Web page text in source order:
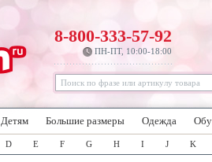
8-800-333-57-92
ПН-ПТ, 10:00-18:00
Детям Большие размеры Одежда
D E F G H I J K